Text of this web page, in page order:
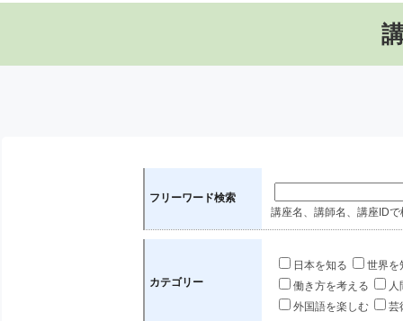
フリーワード検索
講座名、講師名、講座IDで
カテゴリー
日本を知る
世界を
働き方を考える
人
外国語を楽しむ
芸